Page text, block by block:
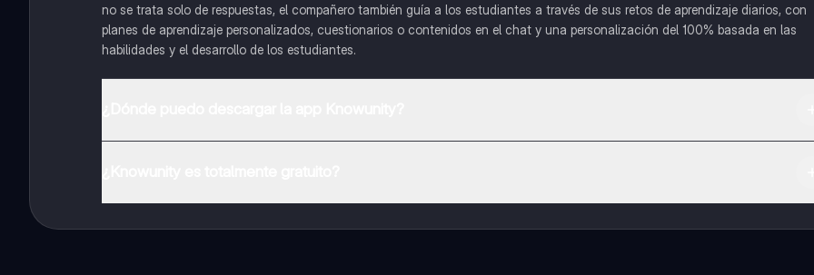
no se trata solo de respuestas, el compañero también guía a los estudiantes a través de sus retos de aprendizaje diarios, con
planes de aprendizaje personalizados, cuestionarios o contenidos en el chat y una personalización del 100% basada en las
habilidades y el desarrollo de los estudiantes.
inmeditamente. Puedes ganar dinero utilizando la aplicación, que te permitirá acceder a determinadas funciones.